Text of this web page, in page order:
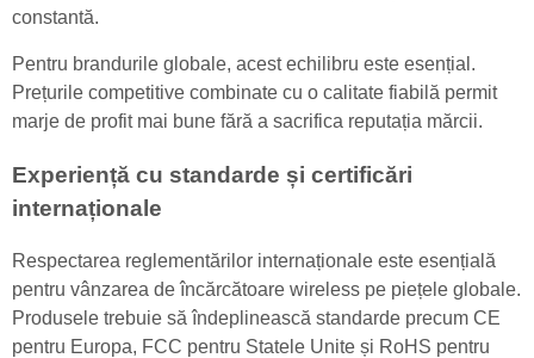
constantă.
Pentru brandurile globale, acest echilibru este esențial.
Prețurile competitive combinate cu o calitate fiabilă permit
marje de profit mai bune fără a sacrifica reputația mărcii.
Experiență cu standarde și certificări
internaționale
Respectarea reglementărilor internaționale este esențială
pentru vânzarea de încărcătoare wireless pe piețele globale.
Produsele trebuie să îndeplinească standarde precum CE
pentru Europa, FCC pentru Statele Unite și RoHS pentru